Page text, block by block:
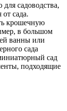
садоводства,
сада.
крошечную
в большом
ванны или
сада
сад
подходящие